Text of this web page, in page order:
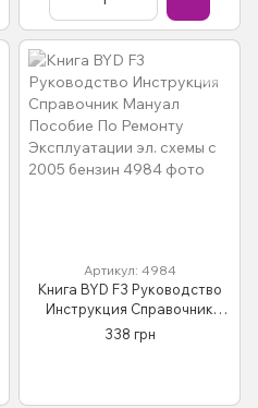
каталог
Артикул: 4984
Книга BYD F3 Руководство
Инструкция Справочник
Мануал Пособие По Ремонту
Эксплуатации эл. схемы с
338 грн